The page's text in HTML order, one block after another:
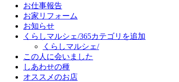
お仕事報告
お家リフォーム
お知らせ
くらしマルシェ/365カテゴリを追加
くらしマルシェ/
この人に会いました
しあわせの種
オススメのお店